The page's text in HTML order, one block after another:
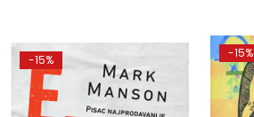
-15% -15%